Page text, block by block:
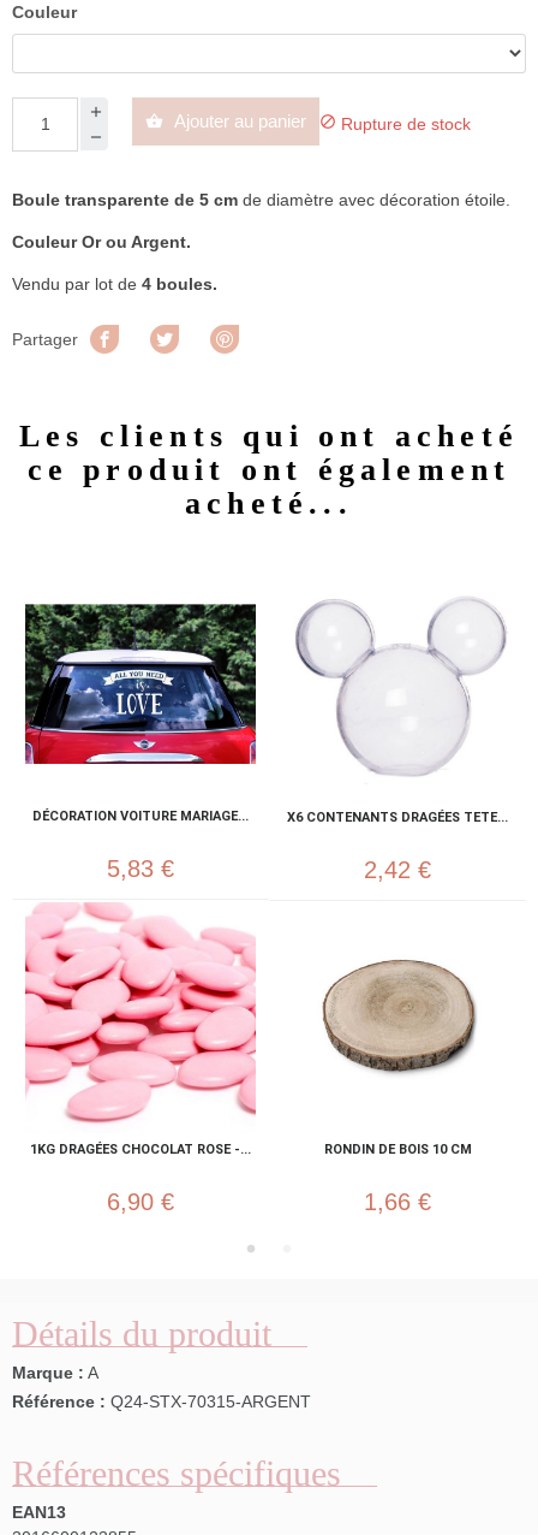
Couleur
 Ajouter au panier  Rupture de stock
Boule transparente de 5 cm de diamètre avec décoration étoile.
Couleur Or ou Argent.
Vendu par lot de 4 boules.
Partager Partager Tweet
Les clients qui ont acheté
ce produit ont également
acheté...
DÉCORATION VOITURE MARIAGE...
5,83 €
X6 CONTENANTS DRAGÉES TETE...
2,42 €
1KG DRAGÉES CHOCOLAT ROSE -...
6,90 €
RONDIN DE BOIS 10 CM
1,66 €
Détails du produit
Marque : A
Référence : Q24-STX-70315-ARGENT
Références spécifiques
EAN13